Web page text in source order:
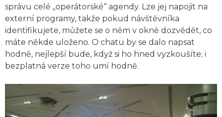
správu celé „operátorské“ agendy. Lze jej napojit na
externí programy, takže pokud návštěvníka
identifikujete, můžete se o něm v okně dozvědět, co
máte někde uloženo. O chatu by se dalo napsat
hodně, nejlepší bude, když si ho hned vyzkoušíte; i
bezplatná verze toho umí hodně.